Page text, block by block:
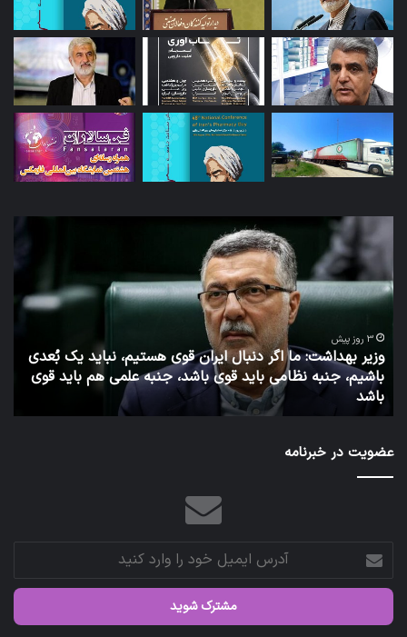
ایران قوی هستیم، نباید یک بُعدی
باشد، جنبه علمی هم باید قوی
مدیر
سابق
وزارت
بهداشت
6 روز پیش
توئیت دکتر جهانپور مدیر
عضویت در خبرنامه
آدرس
ایمیل
خود
وارد